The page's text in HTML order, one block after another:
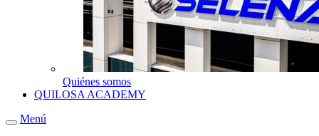
Quiénes somos
QUILOSA ACADEMY
Menú